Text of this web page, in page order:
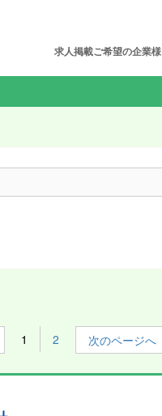
求人掲載ご希望の企業様
1 2 次